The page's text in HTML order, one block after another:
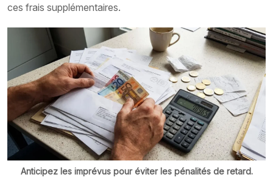
ces frais supplémentaires.
Anticipez les imprévus pour éviter les pénalités de retard.